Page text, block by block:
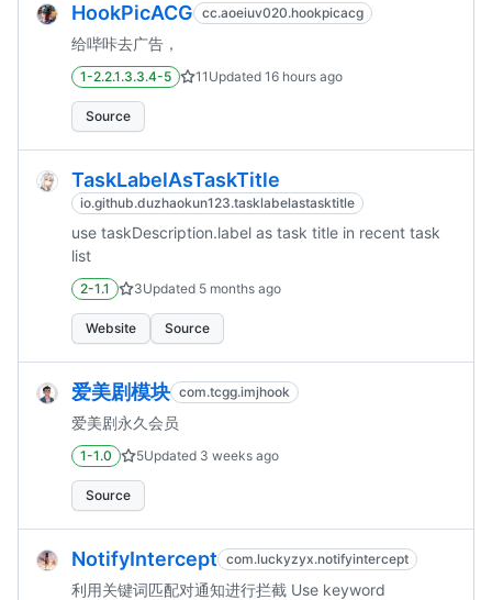
HookPicACG cc.aoeiuv020.hookpicacg
给哔咔去广告，
1-2.2.1.3.3.4-5 11 Updated 16 hours ago
Source
TaskLabelAsTaskTitle
io.github.duzhaokun123.tasklabelastasktitle
use taskDescription.label as task title in recent task
list
2-1.1 3Updated 5 months ago
Website Source
爱美剧模块 com.tcgg.imjhook
爱美剧永久会员
1-1.0 5Updated 3 weeks ago
Source
NotifyIntercept com.luckyzyx.notifyintercept
利用关键词匹配对通知进行拦截 Use keyword